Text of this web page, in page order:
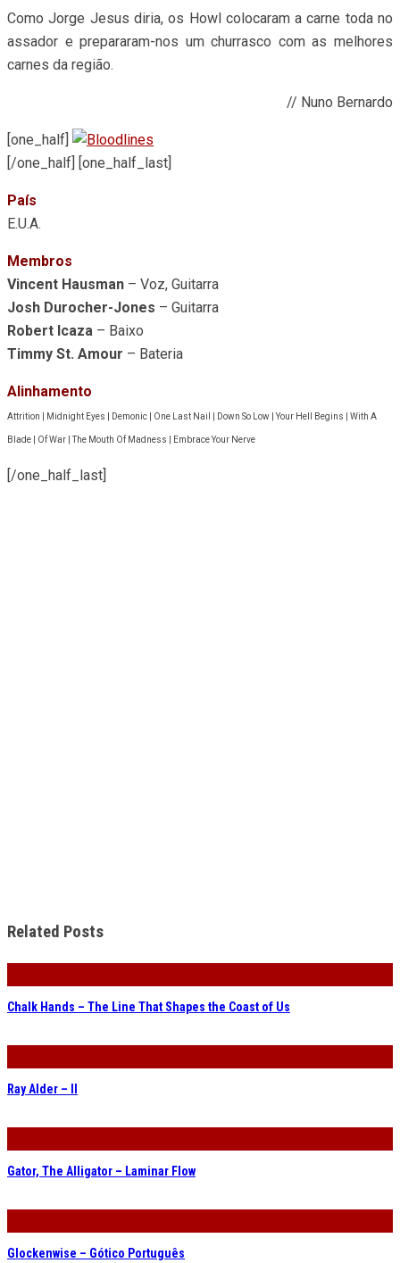
Como Jorge Jesus diria, os Howl colocaram a carne toda no
assador e prepararam-nos um churrasco com as melhores
carnes da região.
// Nuno Bernardo
[one_half]
[/one_half] [one_half_last]
País
E.U.A.
Membros
Vincent Hausman – Voz, Guitarra
Josh Durocher-Jones – Guitarra
Robert Icaza – Baixo
Timmy St. Amour – Bateria
Alinhamento
Attrition | Midnight Eyes | Demonic | One Last Nail | Down So Low | Your Hell Begins | With A
Blade | Of War | The Mouth Of Madness | Embrace Your Nerve
[/one_half_last]
Related Posts
Chalk Hands – The Line That Shapes the Coast of Us
Ray Alder – II
Gator, The Alligator – Laminar Flow
Glockenwise – Gótico Português